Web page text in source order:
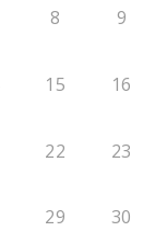
8 9
15 16
22 23
29 30